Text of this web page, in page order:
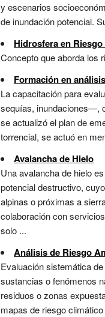
y escenarios
de inundación potencial.
Hidrosfera en
Concepto que aborda los
Formación en
La capacitación para
sequías, inundaciones—,
se actualizó el plan de
torrencial, se actuó en
Avalancha de Hielo
Una avalancha de hielo
potencial destructivo,
alpinas o próximas a
colaboración con
solo ...
Análisis de Riesgo
Evaluación sistemática
sustancias o fenómenos
residuos o zonas
mapas de riesgo